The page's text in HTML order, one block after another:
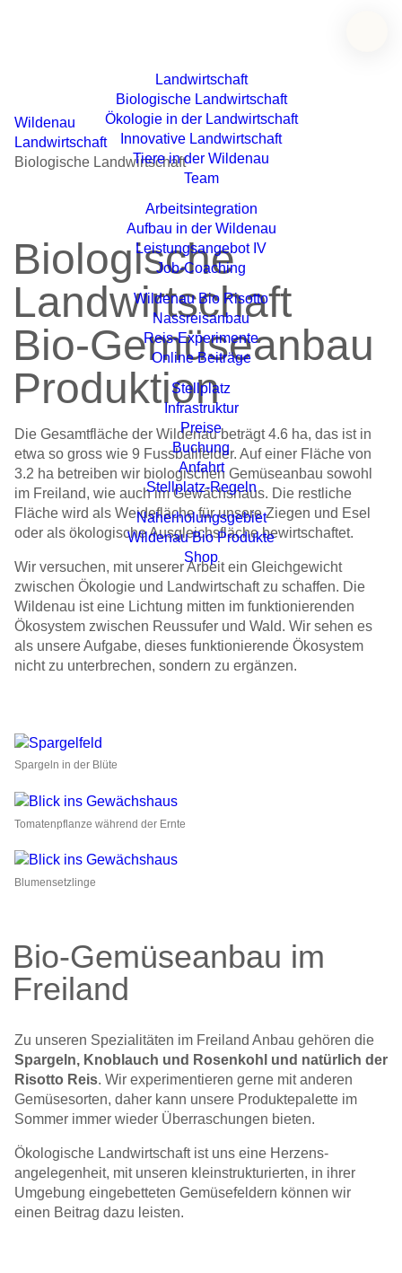
Landwirtschaft
Biologische Landwirtschaft
Ökologie in der Landwirtschaft
Innovative Landwirtschaft
Tiere in der Wildenau
Team
Arbeitsintegration
Aufbau in der Wildenau
Leistungsangebot IV
Job-Coaching
Wildenau Bio Risotto
Nassreisanbau
Reis-Experimente
Online Beiträge
Stellplatz
Infrastruktur
Preise
Buchung
Anfahrt
Stellplatz-Regeln
Naherholungsgebiet
Wildenau Bio Produkte
Shop
Wildenau
Landwirtschaft
Biologische Landwirtschaft
Biologische
Landwirtschaft
Bio-Gemüseanbau
Produktion
Die Gesamtfläche der Wildenau beträgt 4.6 ha, das ist in
etwa so gross wie 9 Fussball­felder. Auf einer Fläche von
3.2 ha betreiben wir biologischen Gemüse­anbau sowohl
im Freiland, wie auch im Gewächshaus. Die restliche
Fläche wird als Weide­fläche für unsere Ziegen und Esel
oder als ökologische Ausgleichs­fläche bewirtschaftet.
Wir versuchen, mit unserer Arbeit ein Gleichgewicht
zwischen Ökologie und Landwirtschaft zu schaffen. Die
Wildenau ist eine Lichtung mitten im funktionierenden
Ökosystem zwischen Reussufer und Wald. Wir sehen es
als unsere Aufgabe, dieses funktionierende Ökosystem
nicht zu unterbrechen, sondern zu ergänzen.
Spargeln in der Blüte
Tomatenpflanze während der Ernte
Blumensetzlinge
Bio-Gemüseanbau im
Freiland
Zu unseren Spezialitäten im Freiland Anbau gehören die
Spargeln, Knoblauch und Rosenkohl und natürlich der
Risotto Reis. Wir experimentieren gerne mit anderen
Gemüse­sorten, daher kann unsere Produkte­palette im
Sommer immer wieder Überraschungen bieten.
Ökologische Landwirtschaft ist uns eine Herzens­
angelegenheit, mit unseren klein­strukturierten, in ihrer
Umgebung eingebetteten Gemüse­feldern können wir
einen Beitrag dazu leisten.